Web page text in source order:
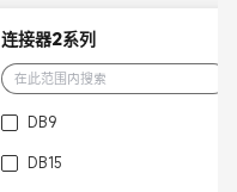
连接器2系列
DB9
DB15